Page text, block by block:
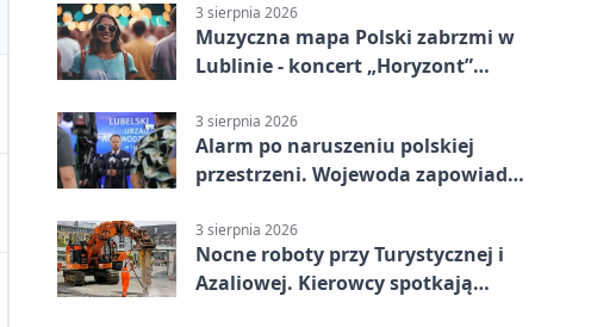
3 sierpnia 2026
Muzyczna mapa Polski zabrzmi w
Lublinie - koncert „Horyzont”
3 sierpnia 2026
Alarm po naruszeniu polskiej
przestrzeni. Wojewoda zapowiada
3 sierpnia 2026
Nocne roboty przy Turystycznej i
Azaliowej. Kierowcy spotkają